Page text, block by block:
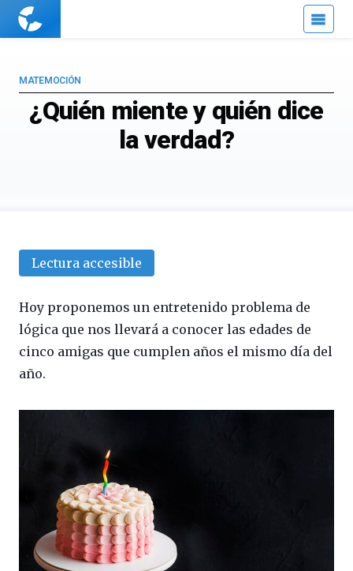
Cuaderno
¿Quién miente y quién dice
la verdad?
MATEMOCIÓN
Lectura accesible
Hoy proponemos un entretenido problema de
lógica que nos llevará a conocer las edades de
cinco amigas que cumplen años el mismo día del
año.